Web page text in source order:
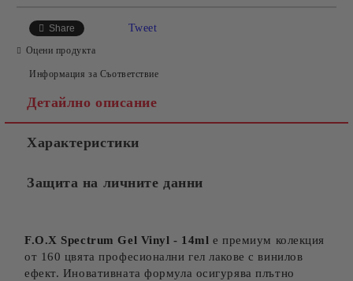
Съгласен съм с
Ние ще се свържем с вас в рамките на работния ден.
Share Tweet
Оцени продукта
Информация за Съответствие
Детайлно описание
Характеристики
Защита на личните данни
F.O.X Spectrum Gel Vinyl - 14ml е премиум колекция
от 160 цвята професионални гел лакове с винилов
ефект. Иновативната формула осигурява плътно